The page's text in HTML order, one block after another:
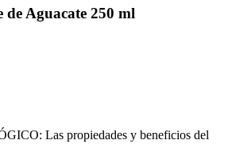
de Aguacate 250 ml
Las propiedades y beneficios del